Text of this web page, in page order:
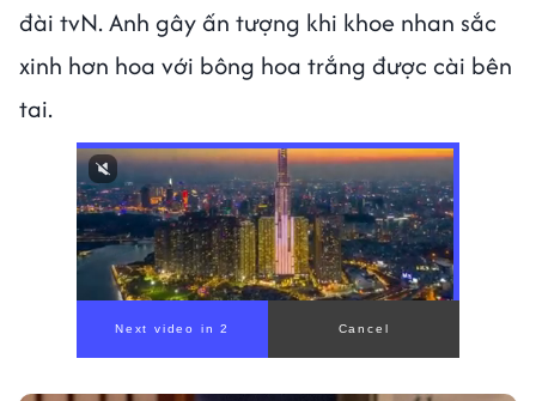
đài tvN. Anh gây ấn tượng khi khoe nhan sắc
xinh hơn hoa với bông hoa trắng được cài bên
tai.